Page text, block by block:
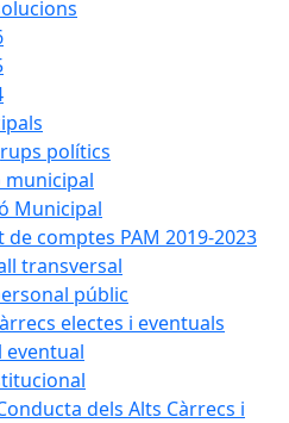
polítics
municipal
Municipal
de comptes PAM 2019-2023
transversal
públic
electes i eventuals
eventual
dels Alts Càrrecs i